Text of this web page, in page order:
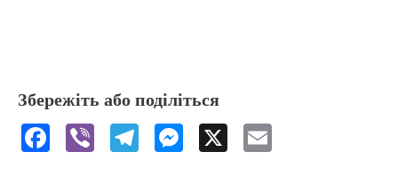
Збережіть або поділіться
F
Vi
T
M
X